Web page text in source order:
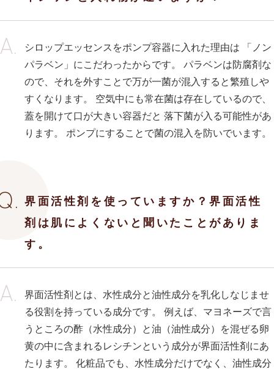
シロップエッセンスをポンプ容器に入れた理由は 「ノン
パラベン」にこだわったからです。 パラベンは防腐剤な
ので、それを外すことで万が一菌が混入すると繁殖しや
すくなります。 空気中にも常在菌は存在しているので、
蓋を開けて口が大きい容器だと 落下菌が入る可能性があ
ります。 ポンプにすることで菌の混入を防いでいます。
界面活性剤を使っていますか？界面活性
剤は肌によくないと聞いたことがありま
す。
界面活性剤とは、水性成分と油性成分を乳化しなじませ
る役割を持っている成分です。 例えば、マヨネーズで言
うところの酢（水性成分）と油（油性成分）を混ぜる卵
黄の中に含まれるレシチンという成分が界面活性剤にあ
たります。 化粧品でも、水性成分だけでなく、油性成分